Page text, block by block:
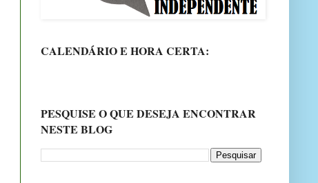
CALENDÁRIO E HORA CERTA:
PESQUISE O QUE DESEJA ENCONTRAR
NESTE BLOG